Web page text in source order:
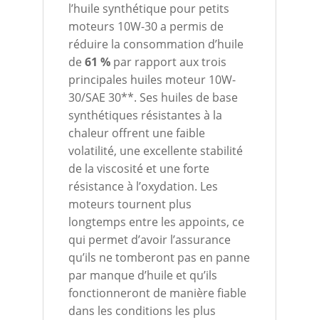
l’huile synthétique pour petits
moteurs 10W-30 a permis de
réduire la consommation d’huile
de 61 %par rapport aux trois
principales huiles moteur 10W-
30/SAE 30**. Ses huiles de base
synthétiques résistantes à la
chaleur offrent une faible
volatilité, une excellente stabilité
de la viscosité et une forte
résistance à l’oxydation. Les
moteurs tournent plus
longtemps entre les appoints, ce
qui permet d’avoir l’assurance
qu’ils ne tomberont pas en panne
par manque d’huile et qu’ils
fonctionneront de manière fiable
dans les conditions les plus